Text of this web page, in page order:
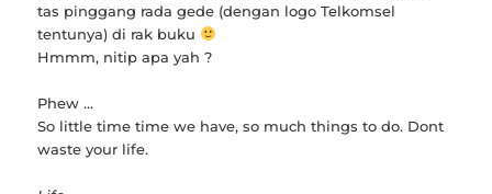
tas pinggang rada gede (dengan logo Telkomsel
tentunya) di rak buku
Hmmm, nitip apa yah ?
Phew …
So little time time we have, so much things to do. Dont
waste your life.